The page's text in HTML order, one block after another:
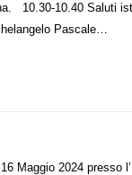
10.30-10.40 Saluti
Pascale…
Maggio 2024 presso